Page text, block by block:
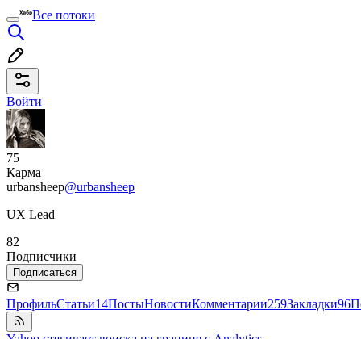
Все потоки
Войти
75
Карма
urbansheep@urbansheep
UX Lead
82
Подписчики
Подписаться
ПрофильСтатьи14ПостыНовостиКомментарии259Закладки96